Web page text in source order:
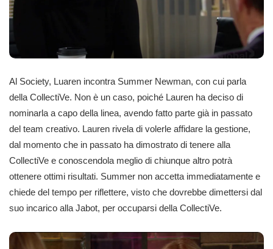
Al Society, Luaren incontra Summer Newman, con cui parla
della CollectiVe. Non è un caso, poiché Lauren ha deciso di
nominarla a capo della linea, avendo fatto parte già in passato
del team creativo. Lauren rivela di volerle affidare la gestione,
dal momento che in passato ha dimostrato di tenere alla
CollectiVe e conoscendola meglio di chiunque altro potrà
ottenere ottimi risultati. Summer non accetta immediatamente e
chiede del tempo per riflettere, visto che dovrebbe dimettersi dal
suo incarico alla Jabot, per occuparsi della CollectiVe.